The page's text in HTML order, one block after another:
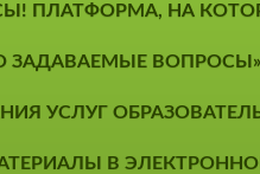
ПЛАТФОРМА, НА
ЗАДАВАЕМЫЕ ВОПРОСЫ»
УСЛУГ
В